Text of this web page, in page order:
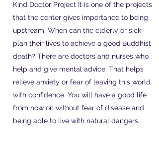
Kind Doctor Project It is one of the projects
that the center gives importance to being
upstream. When can the elderly or sick
plan their lives to achieve a good Buddhist
death? There are doctors and nurses who
help and give mental advice. That helps
relieve anxiety or fear of leaving this world
with confidence. You will have a good life
from now on without fear of disease and
being able to live with natural dangers.